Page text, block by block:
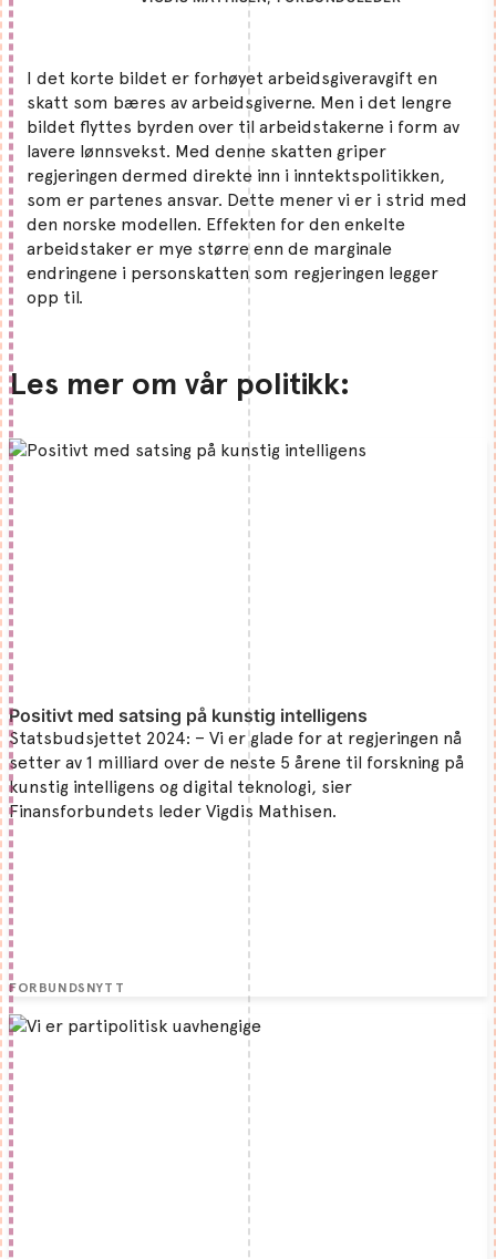
I det korte bildet er forhøyet arbeidsgiveravgift en
skatt som bæres av arbeidsgiverne. Men i det lengre
bildet flyttes byrden over til arbeidstakerne i form av
lavere lønnsvekst. Med denne skatten griper
regjeringen dermed direkte inn i inntektspolitikken,
som er partenes ansvar. Dette mener vi er i strid med
den norske modellen. Effekten for den enkelte
arbeidstaker er mye større enn de marginale
endringene i personskatten som regjeringen legger
opp til.
Les mer om vår politikk:
Positivt med satsing på kunstig intelligens
Statsbudsjettet 2024: – Vi er glade for at regjeringen nå
setter av 1 milliard over de neste 5 årene til forskning på
kunstig intelligens og digital teknologi, sier
Finansforbundets leder Vigdis Mathisen.
FORBUNDSNYTT